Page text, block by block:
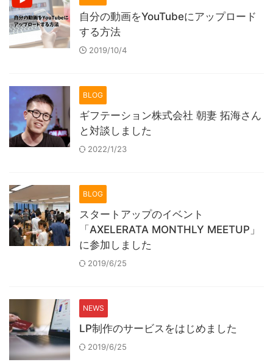
自分の動画をYouTubeにアップロード
する方法
2019/10/4
BLOG
ギフテーション株式会社 朝妻 拓海さん
と対談しました
2022/1/23
BLOG
スタートアップのイベント
「AXELERATA MONTHLY MEETUP」
に参加しました
2019/6/25
NEWS
LP制作のサービスをはじめました
2019/6/25